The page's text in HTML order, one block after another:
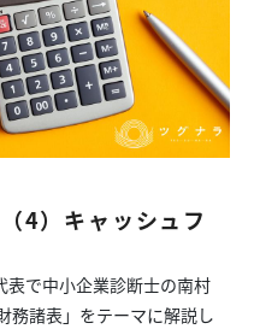
4）キャッシュフ
表で中小企業診断士の南村
務諸表」をテーマに解説し